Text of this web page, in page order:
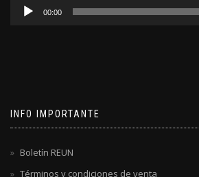
00:00
INFO IMPORTANTE
Boletín REUN
Términos y condiciones de venta